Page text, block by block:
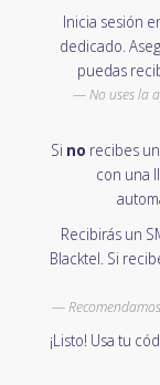
Inicia sesión
dedicado.
puedas
No uses la
Si no recibes
con una
Recibirás un
Blacktel. Si
¡Listo! Usa tu